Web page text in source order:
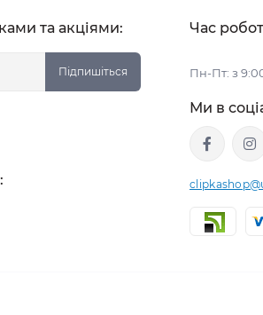
та акціями:
Підпишіться
Час
Пн-Пт: з
Ми в